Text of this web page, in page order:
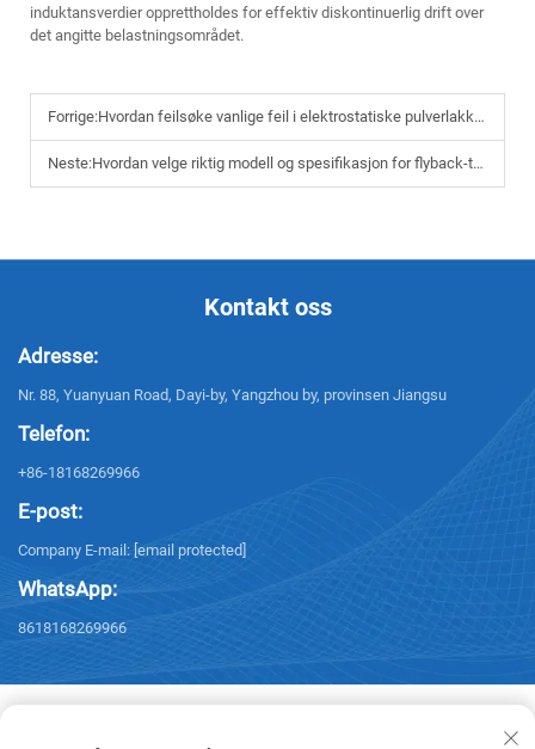
induktansverdier opprettholdes for effektiv diskontinuerlig drift over
det angitte belastningsområdet.
Forrige:Hvordan feilsøke vanlige feil i elektrostatiske pulverlakkprosesser
Neste:Hvordan velge riktig modell og spesifikasjon for flyback-transformator
Kontakt oss
Adresse:
Nr. 88, Yuanyuan Road, Dayi-by, Yangzhou by, provinsen Jiangsu
Telefon:
+86-18168269966
E-post:
Company E-mail: [email protected]
WhatsApp:
8618168269966